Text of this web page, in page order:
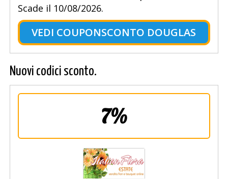
Scade il 10/08/2026.
VEDI COUPONSCONTO DOUGLAS
Nuovi codici sconto.
7%